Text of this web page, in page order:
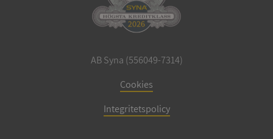
AB Syna (556049-7314)
Cookies
Integritetspolicyen.syna.se